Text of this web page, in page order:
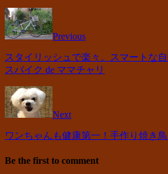
Previous
スタイリッシュで楽々。スマートな
スバイク de ママチャリ
Next
ワンちゃんも健康第一！手作り焼き
Be the first to comment